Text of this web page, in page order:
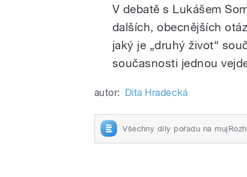
V debatě s Lukášem
dalších, obecnějších
jaký je „druhý život“
současnosti jednou
autor: Dita Hradecká
Všechny díly pořadu na